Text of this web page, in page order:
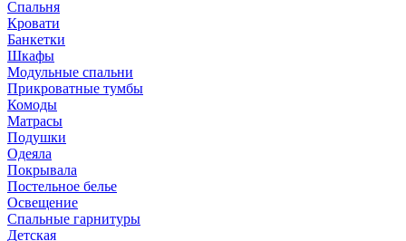
Спальня
Кровати
Банкетки
Шкафы
Модульные спальни
Прикроватные тумбы
Комоды
Матрасы
Подушки
Одеяла
Покрывала
Постельное белье
Освещение
Спальные гарнитуры
Детская